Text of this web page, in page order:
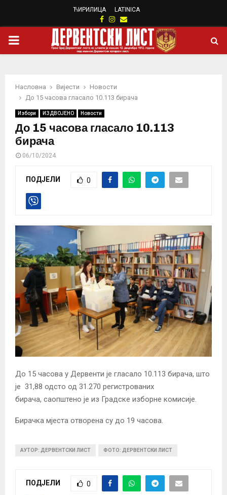
ЋИРИЛИЦА LATINICA
Facebook
Instagram
Email
PRIMARY
Насловна Вијести
Новости
До 15 часова гласало 10.113 бирача
Избори ИЗДВОЈЕНО Новости
До 15 часова гласало 10.113
бирача
06/10/2024
ПОДЈЕЛИ 0
До 15 часова у Дервенти је гласало 10.113 бирача, што
је 31,88 одсто од 31.270 регистрованих
бирача, саопштено је из Градске изборне комисије.
Бирачка мјеста отворена су до 19 часова.
АУТОР: ДЕРВЕНТСКИ ЛИСТ ФОТО: ДЕРВЕНТСКИ ЛИСТ
ПОДЈЕЛИ 0